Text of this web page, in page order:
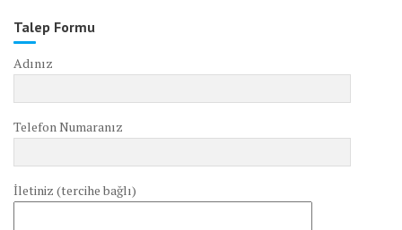
Talep Formu
Adınız
Telefon Numaranız
İletiniz (tercihe bağlı)